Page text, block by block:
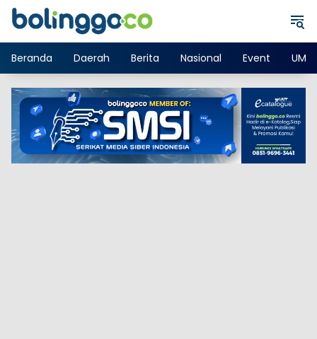
Langsung
Beranda
Daerah Berita Nasional Event